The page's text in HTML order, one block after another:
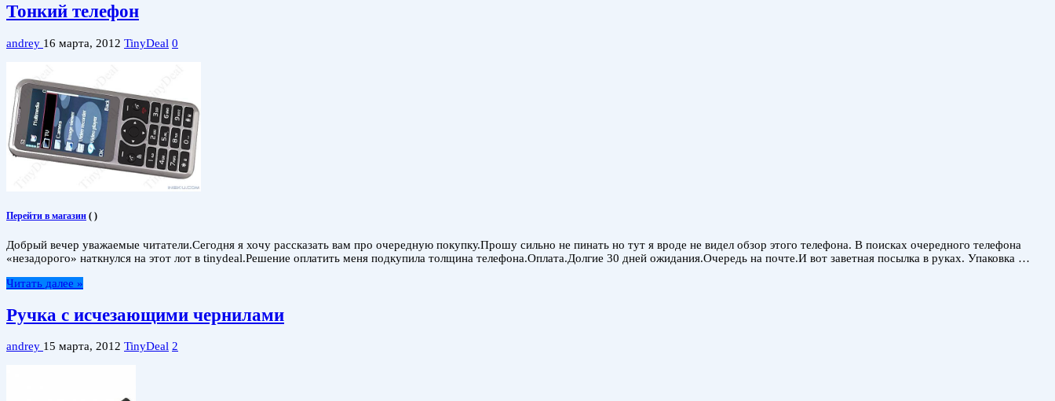
Тонкий телефон
andrey 16 марта, 2012 TinyDeal 0
Перейти в магазин ( )
Добрый вечер уважаемые читатели.Сегодня я хочу рассказать вам про очередную покупку.Прошу сильно не пинать но тут я вроде не видел обзор этого телефона. В поисках очередного телефона
«незадорого» наткнулся на этот лот в tinydeal.Решение оплатить меня подкупила толщина телефона.Оплата.Долгие 30 дней ожидания.Очередь на почте.И вот заветная посылка в руках. Упаковка …
Читать далее »
Ручка с исчезающими чернилами
andrey 15 марта, 2012 TinyDeal 2